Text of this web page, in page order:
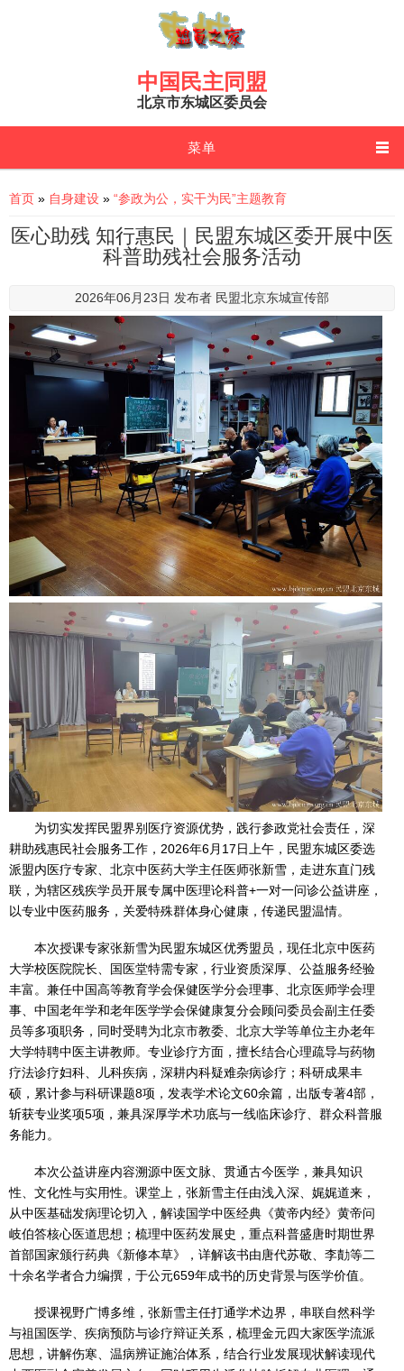
中国民主同盟
北京市东城区委员会
菜单
You are here
首页 » 自身建设 » “参政为公，实干为民”主题教育
医心助残 知行惠民｜民盟东城区委开展中医
科普助残社会服务活动
2026年06月23日 发布者 民盟北京东城宣传部
为切实发挥民盟界别医疗资源优势，践行参政党社会责任，深
耕助残惠民社会服务工作，2026年6月17日上午，民盟东城区委选
派盟内医疗专家、北京中医药大学主任医师张新雪，走进东直门残
联，为辖区残疾学员开展专属中医理论科普+一对一问诊公益讲座，
以专业中医药服务，关爱特殊群体身心健康，传递民盟温情。
本次授课专家张新雪为民盟东城区优秀盟员，现任北京中医药
大学校医院院长、国医堂特需专家，行业资质深厚、公益服务经验
丰富。兼任中国高等教育学会保健医学分会理事、北京医师学会理
事、中国老年学和老年医学学会保健康复分会顾问委员会副主任委
员等多项职务，同时受聘为北京市教委、北京大学等单位主办老年
大学特聘中医主讲教师。专业诊疗方面，擅长结合心理疏导与药物
疗法诊疗妇科、儿科疾病，深耕内科疑难杂病诊疗；科研成果丰
硕，累计参与科研课题8项，发表学术论文60余篇，出版专著4部，
斩获专业奖项5项，兼具深厚学术功底与一线临床诊疗、群众科普服
务能力。
本次公益讲座内容溯源中医文脉、贯通古今医学，兼具知识
性、文化性与实用性。课堂上，张新雪主任由浅入深、娓娓道来，
从中医基础发病理论切入，解读国学中医经典《黄帝内经》黄帝问
岐伯答核心医道思想；梳理中医药发展史，重点科普盛唐时期世界
首部国家颁行药典《新修本草》，详解该书由唐代苏敬、李勣等二
十余名学者合力编撰，于公元659年成书的历史背景与医学价值。
授课视野广博多维，张新雪主任打通学术边界，串联自然科学
与祖国医学、疾病预防与诊疗辩证关系，梳理金元四大家医学流派
思想，讲解伤寒、温病辨证施治体系，结合行业发展现状解读现代